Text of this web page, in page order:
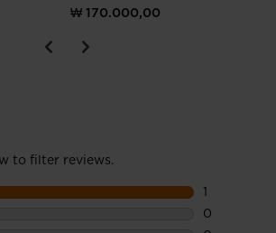
₩ 170.000,00